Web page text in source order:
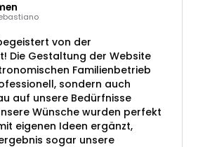
von der
Die Gestaltung der Website
Familienbetrieb
sondern auch
auf unsere Bedürfnisse
Wünsche wurden perfekt
eigenen Ideen ergänzt,
sogar unsere